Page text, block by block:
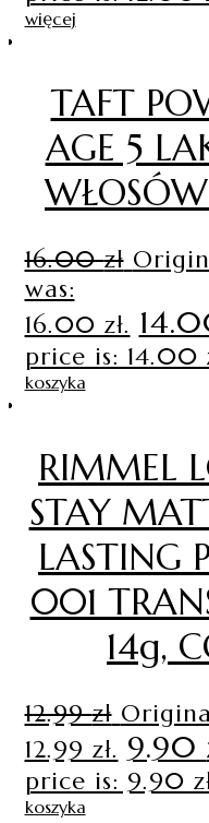
więcej
TAFT
AGE 5
16.00zł
was:
16.00 zł.
price is: 14.00
koszyka
RIMMEL
STAY
LASTING
001
14g,
12.99zł
12.99 zł. 9.90
price is: 9.90
koszyka